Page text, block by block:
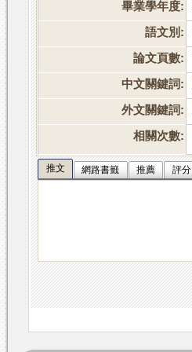
畢業學年度:
語文別:
論文頁數:
中文關鍵詞:
外文關鍵詞:
相關次數:
推文 網路書籤 推薦 評分